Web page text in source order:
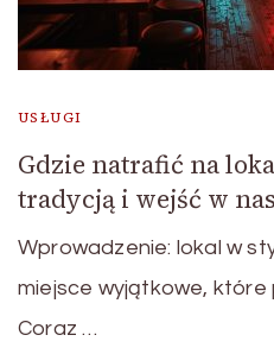
USŁUGI
Gdzie natrafić na
tradycją i wejść w
Wprowadzenie: lokal w
miejsce wyjątkowe, które
Coraz …